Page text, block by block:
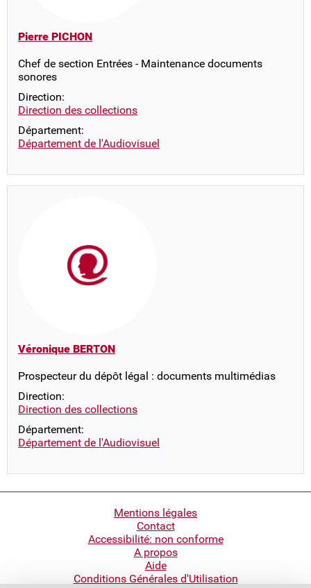
Pierre PICHON
Chef de section Entrées - Maintenance documents
sonores
Direction:
Direction des collections
Département:
Département de l'Audiovisuel
Véronique BERTON
Prospecteur du dépôt légal : documents multimédias
Direction:
Direction des collections
Département:
Département de l'Audiovisuel
Mentions légales
Contact
Accessibilité: non conforme
A propos
Aide
Conditions Générales d'Utilisation